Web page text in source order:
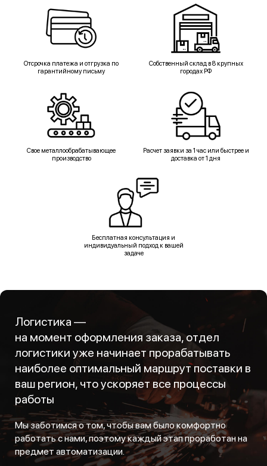
Отсрочка платежа и отгрузка по
гарантийному письму
Собственный склад в 8 крупных
городах РФ
Свое металлообрабатывающее
производство
Расчет заявки за 1 час или быстрее и
доставка от 1 дня
Бесплатная консультация и
индивидуальный подход к вашей
задаче
Логистика —
на момент оформления заказа, отдел
логистики уже начинает прорабатывать
наиболее оптимальный маршрут поставки в
ваш регион, что ускоряет все процессы
работы
Мы заботимся о том, чтобы вам было комфортно
работать с нами, поэтому каждый этап проработан на
предмет автоматизации.